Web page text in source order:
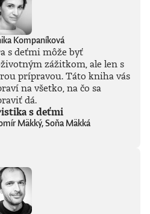
Kompaníková
s deťmi môže byť
zážitkom, ale len s
prípravou. Táto kniha vás
na všetko, na čo sa
dá.
s deťmi
Mäkký, Soňa Mäkká